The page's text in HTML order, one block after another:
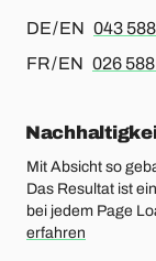
DE / EN Für
043
FR / EN Für
026
Mit Absicht so
Das Resultat ist
bei jedem Page
erfahren